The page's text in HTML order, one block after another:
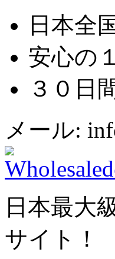
日本全
安心の
３０日
メール:
日本最大
サイト！